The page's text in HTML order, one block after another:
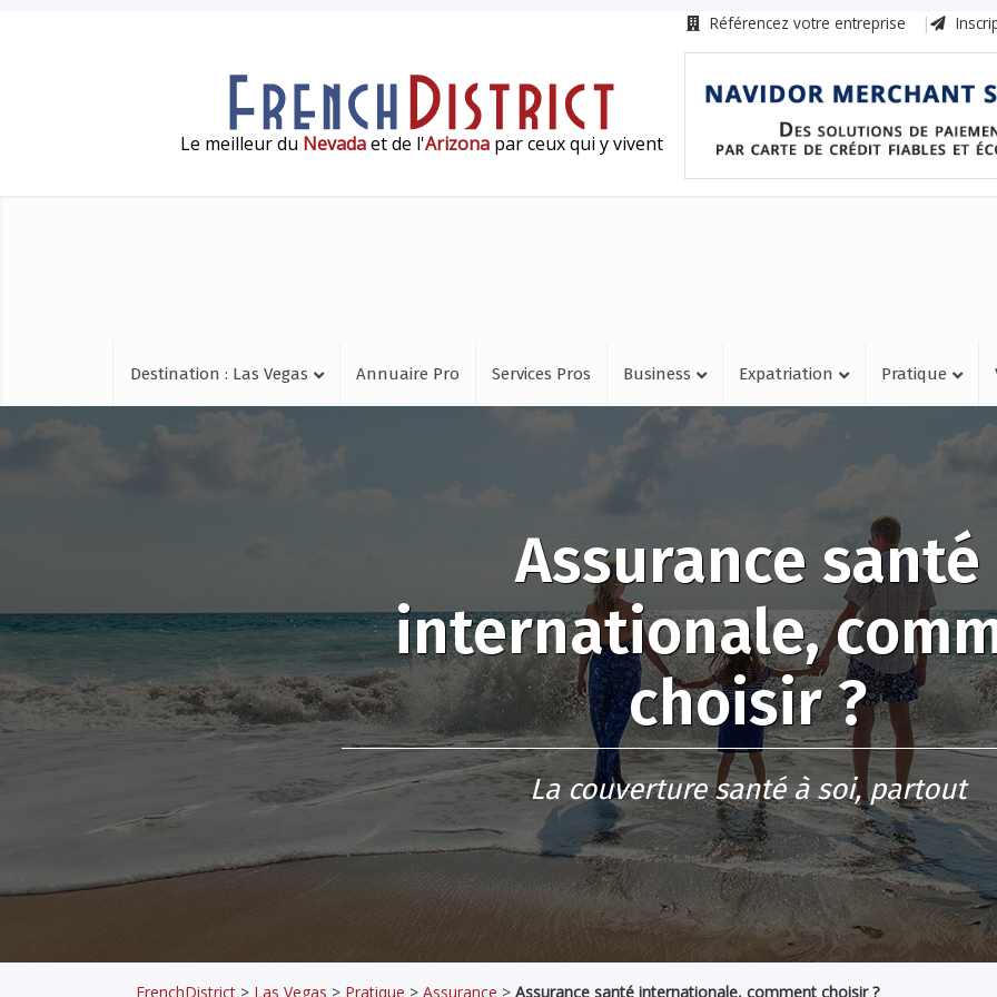
Référencez votre entreprise
Le meilleur du Nevadaet de l'Arizona par ceux qui y vivent
Destination : Las Vegas Annuaire Pro Services Pros Business Expatriation Pratique
Assurance santé
internationale,
choisir ?
La couverture santé à soi, partout
FrenchDistrict > Las Vegas > Pratique > Assurance > Assurance santé internationale, comment choisir ?